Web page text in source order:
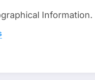
Information.